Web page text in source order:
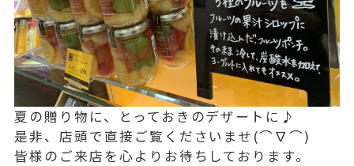
夏の贈り物に、とっておきのデザートに♪
是非、店頭で直接ご覧くださいませ(⌒∇⌒)
皆様のご来店を心よりお待ちしております。